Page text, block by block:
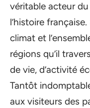
véritable acteur du
l’histoire
climat et
régions qu’il
de vie, d’activité
Tantôt
aux visiteurs des